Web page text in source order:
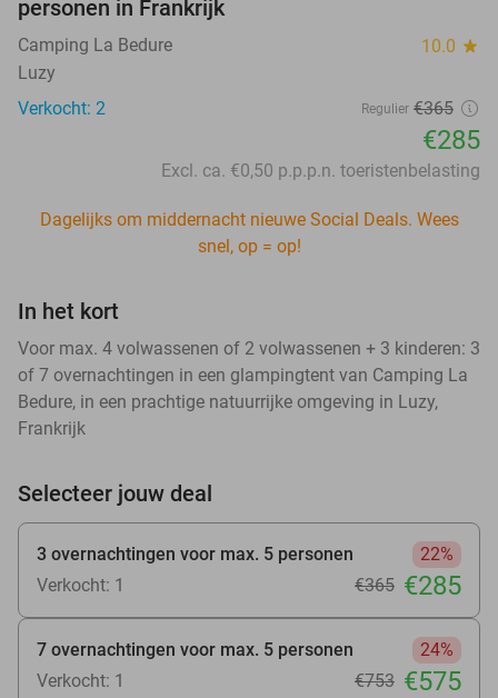
personen in Frankrijk
Camping La Bedure 10.0 star
Luzy
Verkocht: 2
Regulier €365
€285
Excl. ca. €0,50 p.p.p.n. toeristenbelasting
Dagelijks om middernacht nieuwe Social Deals. Wees
snel, op = op!
In het kort
Voor max. 4 volwassenen of 2 volwassenen + 3 kinderen: 3
of 7 overnachtingen in een glampingtent van Camping La
Bedure, in een prachtige natuurrijke omgeving in Luzy,
Frankrijk
Selecteer jouw deal
3 overnachtingen voor max. 5 personen
22%
Verkocht: 1
€365 €285
7 overnachtingen voor max. 5 personen
24%
Verkocht: 1
€753 €575